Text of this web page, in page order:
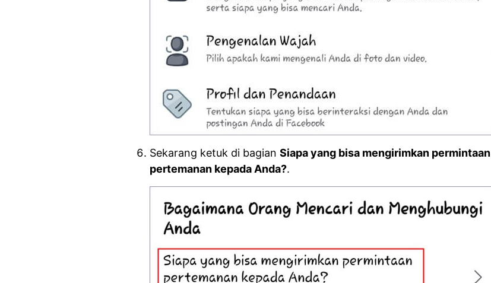
Sekarang ketuk di bagian Siapa yang bisa mengirimkan permintaan
pertemanan kepada Anda?.